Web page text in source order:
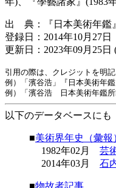
出 典：『日本美術年鑑
登録日：2014年10月27日
更新日：2023年09月25日
引用の際は、クレジットを明記
例）「濱谷浩」『日本美術年
例）「濱谷浩 日本美術年鑑所
以下のデータベースにも
■美術界年史（彙報
1982年02月 芸
2014年03月 石